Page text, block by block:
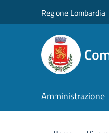
Regione Lombardia
Amministrazione